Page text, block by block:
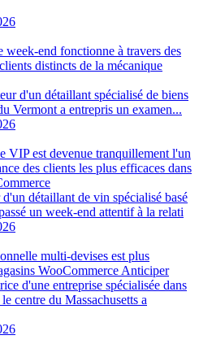
end fonctionne à travers des
distincts de la mécanique
d'un détaillant spécialisé de biens
Vermont a entrepris un examen...
VIP est devenue tranquillement l'un
des clients les plus efficaces dans
détaillant de vin spécialisé basé
un week-end attentif à la relati
multi-devises est plus
WooCommerce Anticiper
d'une entreprise spécialisée dans
centre du Massachusetts a